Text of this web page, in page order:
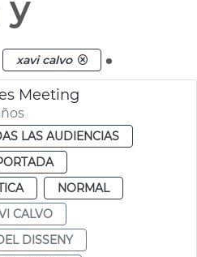
xavi calvo .
Meeting
LAS AUDIENCIAS
NORMAL
CALVO
DISSENY